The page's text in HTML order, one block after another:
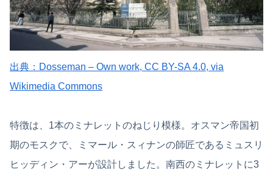
出典：Dosseman – Own work, CC BY-SA 4.0, via
Wikimedia Commons
特徴は、1本のミナレットのねじり模様。オスマン帝国初
期のモスクで、ミマール・スィナンの師匠であるミュスリ
ヒッディン・アーが設計しました。南西のミナレットに3